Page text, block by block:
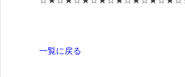
一覧に戻る